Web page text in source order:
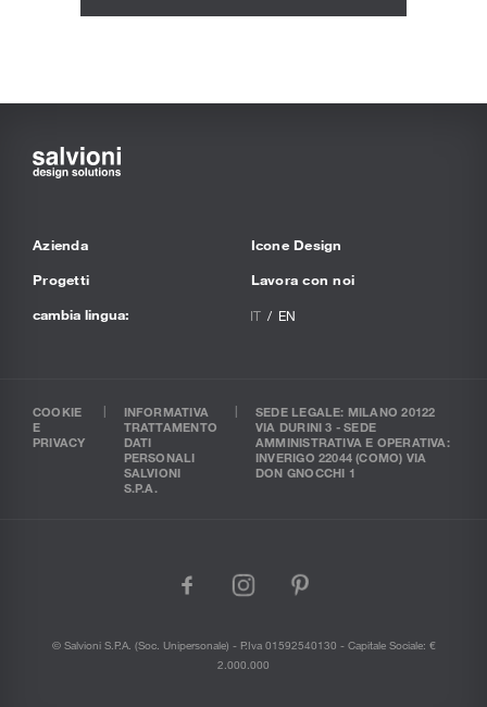
Azienda
Progetti
Icone Design
Lavora con noi
cambia lingua:
IT EN
COOKIE
E
PRIVACY
INFORMATIVA
TRATTAMENTO
DATI
PERSONALI
SALVIONI
S.P.A.
SEDE LEGALE: MILANO 20122
VIA DURINI 3 - SEDE
AMMINISTRATIVA E OPERATIVA:
INVERIGO 22044 (COMO) VIA
DON GNOCCHI 1
facebook
instagram
pinterest
© Salvioni S.P.A. (soc. Unipersonale) - P.Iva 01592540130 - Capitale Sociale: €
2.000.000